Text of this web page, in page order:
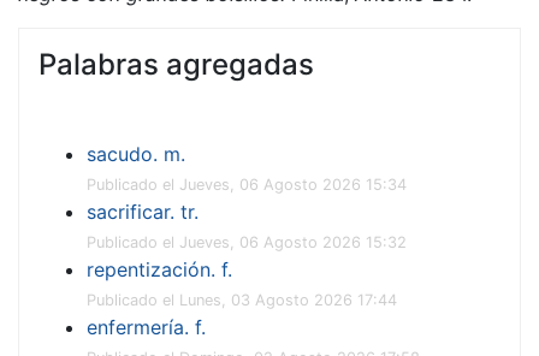
Palabras agregadas
sacudo. m.
Publicado el Jueves, 06 Agosto 2026 15:34
sacrificar. tr.
Publicado el Jueves, 06 Agosto 2026 15:32
repentización. f.
Publicado el Lunes, 03 Agosto 2026 17:44
enfermería. f.